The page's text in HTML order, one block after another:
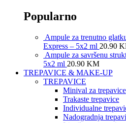
Popularno
Ampule za trenutno
Express – 5x2 ml 20.90
Ampule za savršenu
5x2 ml 20.90 KM
TREPAVICE & MAKE-UP
TREPAVICE
Minival za trepavice
Trakaste trepavice
Individualne
Nadogradnja